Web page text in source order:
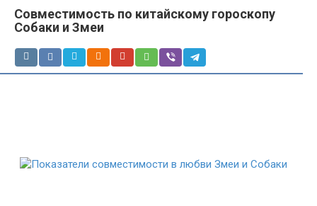
Совместимость по китайскому гороскопу
Собаки и Змеи